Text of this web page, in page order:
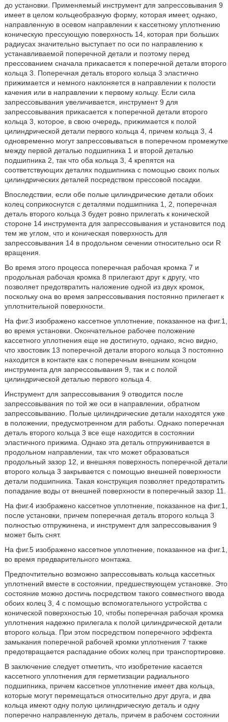
до установки. Применяемый инструмент для запрессовывания 9
имеет в целом кольцеобразную форму, которая имеет, однако,
направленную в осевом направлении к кассетному уплотнению
коническую прессующую поверхность 14, которая при больших
радиусах значительно выступает по оси по направлению к
устанавливаемой поперечной детали и поэтому перед
прессованием сначала прикасается к поперечной детали второго
кольца 3. Поперечная деталь второго кольца 3 эластично
прижимается и немного наклоняется в направлении к полости
качения или в направлении к первому кольцу. Если сила
запрессовывания увеличивается, инструмент 9 для
запрессовывания прикасается к поперечной детали второго
кольца 3, которое, в свою очередь, прижимается к полой
цилиндрической детали первого кольца 4, причем кольца 3, 4
одновременно могут запрессовываться в поперечном промежутке
между первой деталью подшипника 1 и второй деталью
подшипника 2, так что оба кольца 3, 4 крепятся на
соответствующих деталях подшипника с помощью своих полых
цилиндрических деталей посредством прессовой посадки.
Впоследствии, если обе полые цилиндрические детали обоих
колец соприкоснутся с деталями подшипника 1, 2, поперечная
деталь второго кольца 3 будет ровно прилегать к конической
стороне 14 инструмента для запрессовывания и установится под
тем же углом, что и коническая поверхность для
запрессовывания 14 в продольном сечении относительно оси R
вращения.
Во время этого процесса поперечная рабочая кромка 7 и
продольная рабочая кромка 8 прилегают друг к другу, что
позволяет предотвратить наложение одной из двух кромок,
поскольку она во время запрессовывания постоянно прилегает к
уплотнительной поверхности.
На фиг.3 изображено кассетное уплотнение, показанное на фиг.1,
во время установки. Окончательное рабочее положение
кассетного уплотнения еще не достигнуто, однако, ясно видно,
что хвостовик 13 поперечной детали второго кольца 3 постоянно
находится в контакте как с поперечным внешним концом
инструмента для запрессовывания 9, так и с полой
цилиндрической деталью первого кольца 4.
Инструмент для запрессовывания 9 отводится после
запрессовывания по той же оси в направлении, обратном
запрессовыванию. Полые цилиндрические детали находятся уже
в положении, предусмотренном для работы. Однако поперечная
деталь второго кольца 3 все еще находится в состоянии
эластичного прижима. Однако эта деталь отпружинивается в
продольном направлении, так что может образоваться
продольный зазор 12, и внешняя поверхность поперечной детали
второго кольца 3 закрывается с помощью внешней поверхности
детали подшипника. Такая конструкция позволяет предотвратить
попадание воды от внешней поверхности в поперечный зазор 11.
На фиг.4 изображено кассетное уплотнение, показанное на фиг.1,
после установки, причем поперечная деталь второго кольца 3
полностью отпружинена, и инструмент для запрессовывания 9
может быть снят.
На фиг.5 изображено кассетное уплотнение, показанное на фиг.1,
во время предварительного монтажа.
Предпочтительно возможно запрессовывать кольца кассетных
уплотнений вместе в состоянии, предшествующем установке. Это
состояние можно достичь посредством такого совместного ввода
обоих колец 3, 4 с помощью вспомогательного устройства с
конической поверхностью 10, чтобы поперечная рабочая кромка
уплотнения надежно прилегала к полой цилиндрической детали
второго кольца. При этом посредством поперечного эффекта
замыкания поперечной рабочей кромки уплотнения 7 также
предотвращается распадание обоих колец при транспортировке.
В заключение следует отметить, что изобретение касается
кассетного уплотнения для герметизации радиального
подшипника, причем кассетное уплотнение имеет два кольца,
которые могут перемещаться относительно друг друга, и два
кольца имеют одну полую цилиндрическую деталь и одну
поперечно направленную деталь, причем в рабочем состоянии